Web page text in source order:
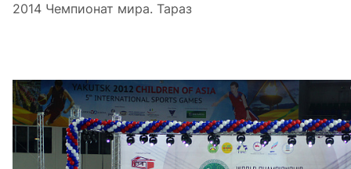
2014 Чемпионат мира. Тараз